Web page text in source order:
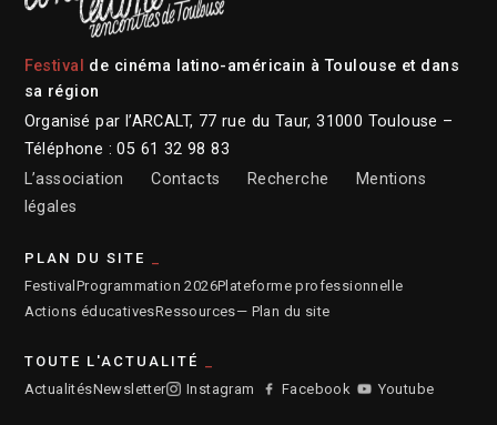
Festival de cinéma latino-américain à Toulouse et dans
sa région
Organisé par l’ARCALT, 77 rue du Taur, 31000 Toulouse –
Téléphone : 05 61 32 98 83
L’association
Contacts Recherche
Mentions
légales
PLAN DU SITE
Festival Programmation 2026Plateforme professionnelle
Actions éducativesRessources— Plan du site
TOUTE L'ACTUALITÉ
ActualitésNewsletter Instagram Facebook Youtube